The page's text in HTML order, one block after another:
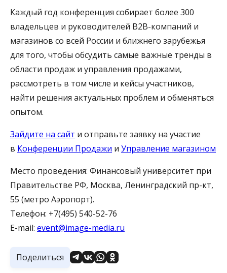
Каждый год конференция собирает более 300
владельцев и руководителей В2В-компаний и
магазинов со всей России и ближнего зарубежья
для того, чтобы обсудить самые важные тренды в
области продаж и управления продажами,
рассмотреть в том числе и кейсы участников,
найти решения актуальных проблем и обменяться
опытом.
Зайдите на сайт и отправьте заявку на участие
в Конференции Продажи и Управление магазином
Место проведения: Финансовый университет при
Правительстве РФ, Москва, Ленинградский пр-кт,
55 (метро Аэропорт).
Телефон: +7(495) 540-52-76
E-mail: event@image-media.ru
Поделиться